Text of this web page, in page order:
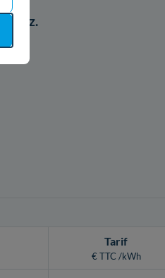
gaz.
Tarif
€ TTC /kWh